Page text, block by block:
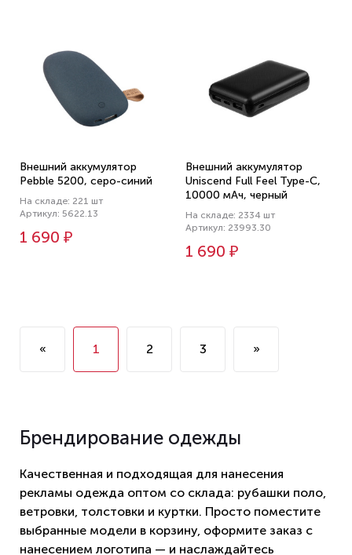
Внешний аккумулятор
Pebble 5200, серо-синий
На складе: 221 шт
Артикул: 5622.13
1 690 ₽
Внешний аккумулятор
Uniscend Full Feel Type-C,
10000 мАч, черный
На складе: 2334 шт
Артикул: 23993.30
1 690 ₽
« 1 2 3 »
Брендирование одежды
Качественная и подходящая для нанесения
рекламы одежда оптом со склада: рубашки поло,
ветровки, толстовки и куртки. Просто поместите
выбранные модели в корзину, оформите заказ с
нанесением логотипа — и наслаждайтесь